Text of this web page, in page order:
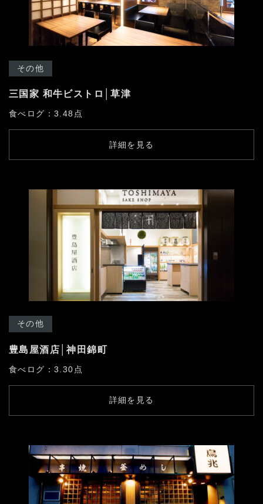
その他
三国家 和牛ビストロ│草津
食べログ：3.48点
詳細を見る
その他
豊島屋酒店│神田錦町
食べログ：3.30点
詳細を見る